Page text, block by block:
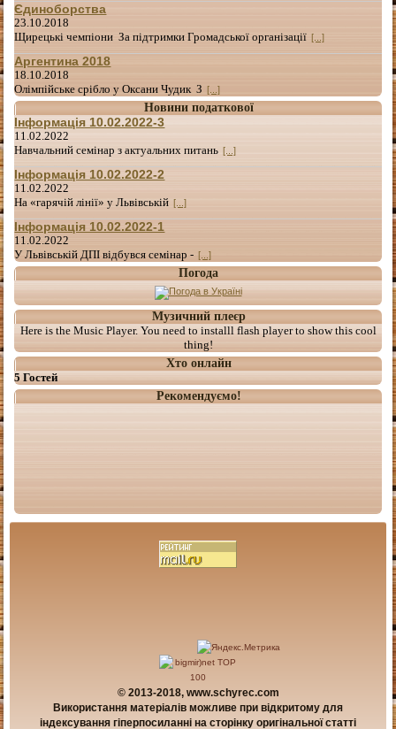
Єдиноборства
23.10.2018
Щирецькі чемпіони За підтримки Громадської організації [...]
Аргентина 2018
18.10.2018
Олімпійське срібло у Оксани Чудик З [...]
Новини податкової
Інформація 10.02.2022-3
11.02.2022
Навчальний семінар з актуальних питань [...]
Інформація 10.02.2022-2
11.02.2022
На «гарячій лінії» у Львівській [...]
Інформація 10.02.2022-1
11.02.2022
У Львівській ДПІ відбувся семінар - [...]
Погода
Музичний плеєр
Here is the Music Player. You need to installl flash player to show this cool
thing!
Хто онлайн
5 Гостей
Рекомендуємо!
© 2013-2018, www.schyrec.com
Використання матеріалів можливе при відкритому для
індексування гіперпосиланні на сторінку оригінальної статті